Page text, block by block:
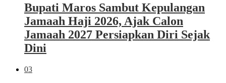
Bupati Maros Sambut Kepulangan
Jamaah Haji 2026, Ajak Calon
Jamaah 2027 Persiapkan Diri Sejak
Dini
03